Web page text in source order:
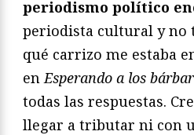
periodismo político
periodista cultural y no
qué carrizo me estaba
enEsperando a los
todas las respuestas.
llegar a tributar ni con